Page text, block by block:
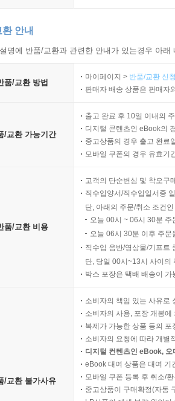
안내
명에 반품/교환과 관련한 안내가 있는경우 아
품/교환 방법
마이페이지 > 반품/교환 신
판매자 배송 상품은 판매자
/교환 가능기간
출고 완료 후 10일 이내의
디지털 콘텐츠인 eBook의
중고상품의 경우 출고 완료
모바일 쿠폰의 경우 유효기
품/교환 비용
고객의 단순변심 및 착오구
직수입양서/직수입일서중
단, 아래의 주문/취소 조건
오늘 00시 ~ 06시 30분
오늘 06시 30분 이후 주
직수입 음반/영상물/기프트
단, 당일 00시~13시 사이의
박스 포장은 택배 배송이
/교환 불가사유
소비자의 책임 있는 사유로
소비자의 사용, 포장 개봉
복제가 가능한 상품 등의
소비자의 요청에 따라 개별
디지털 컨텐츠인 eBook,
eBook 대여 상품은 대여 기
모바일 쿠폰 등록 후 취소/
중고상품이 구매확정(자동